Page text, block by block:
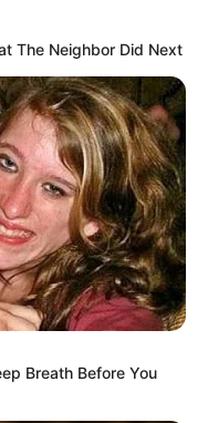
The Neighbor Did Next
Breath Before You